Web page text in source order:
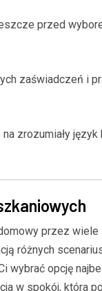
przed
zaświadczeń i
zrozumiały
przez wiele
różnych
wybrać opcję
w spokój, która